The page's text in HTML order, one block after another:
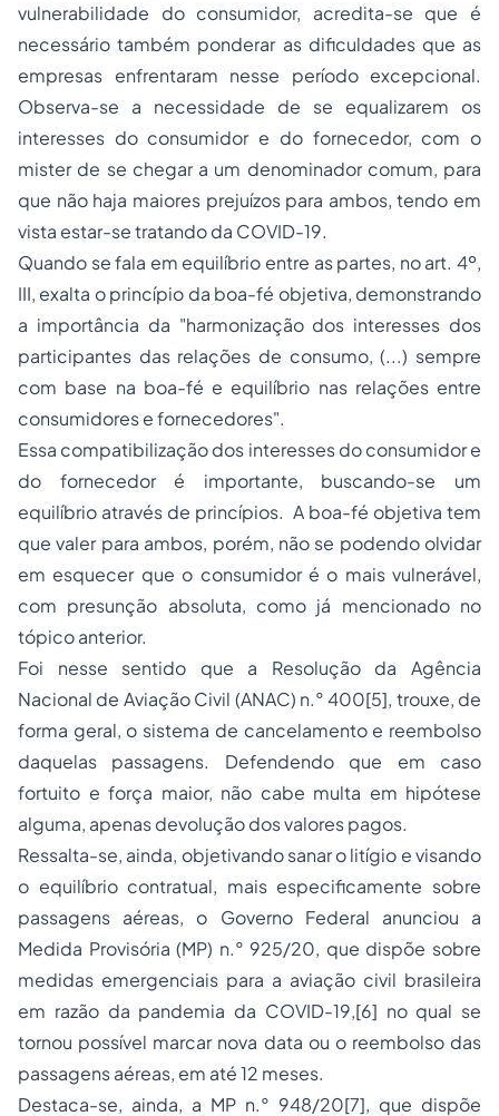
vulnerabilidade do consumidor, acredita-se que é
necessário também ponderar as dificuldades que as
empresas enfrentaram nesse período excepcional.
Observa-se a necessidade de se equalizarem os
interesses do consumidor e do fornecedor, com o
mister de se chegar a um denominador comum, para
que não haja maiores prejuízos para ambos, tendo em
vista estar-se tratando da COVID-19.
Quando se fala em equilíbrio entre as partes, no art. 4º,
III, exalta o princípio da boa-fé objetiva, demonstrando
a importância da "harmonização dos interesses dos
participantes das relações de consumo, (...) sempre
com base na boa-fé e equilíbrio nas relações entre
consumidores e fornecedores".
Essa compatibilização dos interesses do consumidor e
do fornecedor é importante, buscando-se um
equilíbrio através de princípios. A boa-fé objetiva tem
que valer para ambos, porém, não se podendo olvidar
em esquecer que o consumidor é o mais vulnerável,
com presunção absoluta, como já mencionado no
tópico anterior.
Foi nesse sentido que a Resolução da Agência
Nacional de Aviação Civil (ANAC) n.° 400[5], trouxe, de
forma geral, o sistema de cancelamento e reembolso
daquelas passagens. Defendendo que em caso
fortuito e força maior, não cabe multa em hipótese
alguma, apenas devolução dos valores pagos.
Ressalta-se, ainda, objetivando sanar o litígio e visando
o equilíbrio contratual, mais especificamente sobre
passagens aéreas, o Governo Federal anunciou a
Medida Provisória (MP) n.° 925/20, que dispõe sobre
medidas emergenciais para a aviação civil brasileira
em razão da pandemia da COVID-19,[6] no qual se
tornou possível marcar nova data ou o reembolso das
passagens aéreas, em até 12 meses.
Destaca-se, ainda, a MP n.° 948/20[7], que dispõe